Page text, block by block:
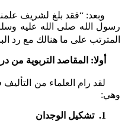
وبعد: “فقد بلغ لشريف علمنا
رسول الله صلى الله عليه
المترتب على ما هنالك مع رد
أولا: المقاصد التربوية من
لقد رام العلماء من
وهي:
1. تشكيل الوجدان